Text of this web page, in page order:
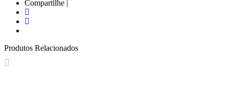
Compartilhe |
Produtos Relacionados